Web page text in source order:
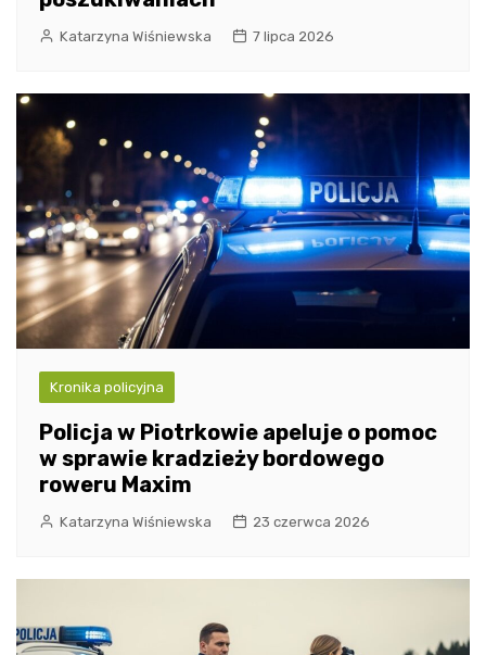
Katarzyna Wiśniewska 7 lipca 2026
Kronika policyjna
Policja w Piotrkowie apeluje o pomoc
w sprawie kradzieży bordowego
roweru Maxim
Katarzyna Wiśniewska 23 czerwca 2026